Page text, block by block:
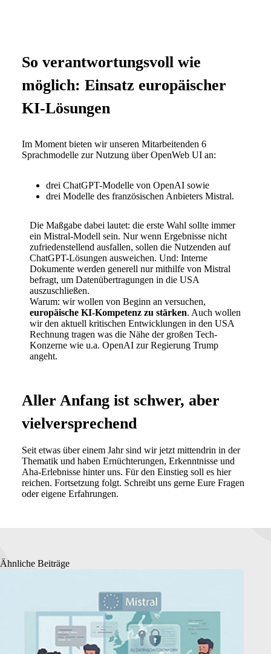
So verantwortungsvoll wie
möglich: Einsatz europäischer
KI-Lösungen
Im Moment bieten wir unseren Mitarbeitenden 6
Sprachmodelle zur Nutzung über OpenWeb UI an:
drei ChatGPT-Modelle von OpenAI sowie
drei Modelle des französischen Anbieters Mistral.
Die Maßgabe dabei lautet: die erste Wahl sollte immer
ein Mistral-Modell sein. Nur wenn Ergebnisse nicht
zufriedenstellend ausfallen, sollen die Nutzenden auf
ChatGPT-Lösungen ausweichen. Und: Interne
Dokumente werden generell nur mithilfe von Mistral
befragt, um Datenübertragungen in die USA
auszuschließen.
Warum: wir wollen von Beginn an versuchen,
europäische KI-Kompetenz zu stärken. Auch wollen
wir den aktuell kritischen Entwicklungen in den USA
Rechnung tragen was die Nähe der großen Tech-
Konzerne wie u.a. OpenAI zur Regierung Trump
angeht.
Aller Anfang ist schwer, aber
vielversprechend
Seit etwas über einem Jahr sind wir jetzt mittendrin in der
Thematik und haben Ernüchterungen, Erkenntnisse und
Aha-Erlebnisse hinter uns. Für den Einstieg soll es hier
reichen. Fortsetzung folgt. Schreibt uns gerne Eure Fragen
oder eigene Erfahrungen.
Ähnliche Beiträge